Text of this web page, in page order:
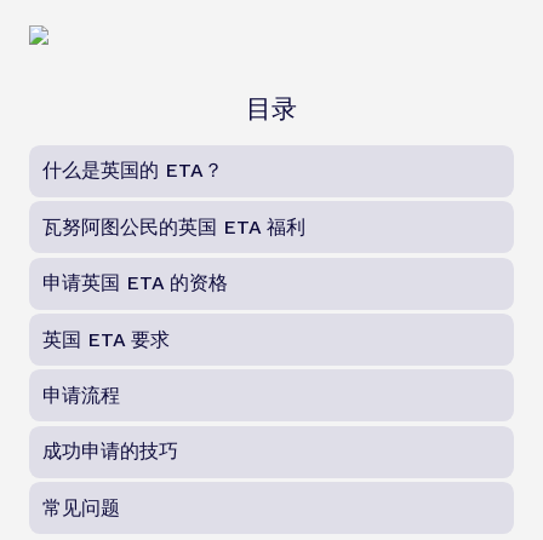
目录
什么是英国的 ETA？
瓦努阿图公民的英国 ETA 福利
申请英国 ETA 的资格
英国 ETA 要求
申请流程
成功申请的技巧
常见问题